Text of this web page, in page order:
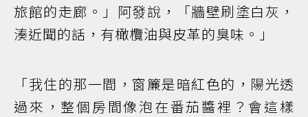
旅館的走廊。」阿發說，「牆壁刷塗白灰，
湊近聞的話，有橄欖油與皮革的臭味。」
「我住的那一間，窗簾是暗紅色的，陽光透
過來，整個房間像泡在番茄醬裡？會這樣